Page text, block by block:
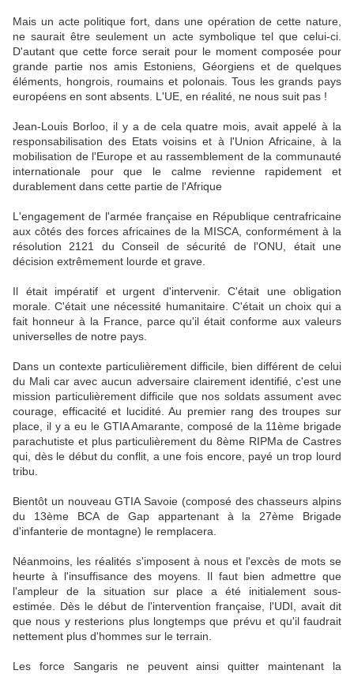
Mais un acte politique fort, dans une opération de cette nature,
ne saurait être seulement un acte symbolique tel que celui-ci.
D'autant que cette force serait pour le moment composée pour
grande partie nos amis Estoniens, Géorgiens et de quelques
éléments, hongrois, roumains et polonais. Tous les grands pays
européens en sont absents. L'UE, en réalité, ne nous suit pas !
Jean-Louis Borloo, il y a de cela quatre mois, avait appelé à la
responsabilisation des Etats voisins et à l'Union Africaine, à la
mobilisation de l'Europe et au rassemblement de la communauté
internationale pour que le calme revienne rapidement et
durablement dans cette partie de l'Afrique
L'engagement de l'armée française en République centrafricaine
aux côtés des forces africaines de la MISCA, conformément à la
résolution 2121 du Conseil de sécurité de l'ONU, était une
décision extrêmement lourde et grave.
Il était impératif et urgent d'intervenir. C'était une obligation
morale. C'était une nécessité humanitaire. C'était un choix qui a
fait honneur à la France, parce qu'il était conforme aux valeurs
universelles de notre pays.
Dans un contexte particulièrement difficile, bien différent de celui
du Mali car avec aucun adversaire clairement identifié, c'est une
mission particulièrement difficile que nos soldats assument avec
courage, efficacité et lucidité. Au premier rang des troupes sur
place, il y a eu le GTIA Amarante, composé de la 11ème brigade
parachutiste et plus particulièrement du 8ème RIPMa de Castres
qui, dès le début du conflit, a une fois encore, payé un trop lourd
tribu.
Bientôt un nouveau GTIA Savoie (composé des chasseurs alpins
du 13ème BCA de Gap appartenant à la 27ème Brigade
d'infanterie de montagne) le remplacera.
Néanmoins, les réalités s'imposent à nous et l'excès de mots se
heurte à l'insuffisance des moyens. Il faut bien admettre que
l'ampleur de la situation sur place a été initialement sous-
estimée. Dès le début de l'intervention française, l'UDI, avait dit
que nous y resterions plus longtemps que prévu et qu'il faudrait
nettement plus d'hommes sur le terrain.
Les force Sangaris ne peuvent ainsi quitter maintenant la